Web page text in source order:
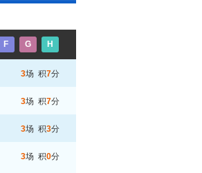
F G H
3场 积7分
3场 积7分
3场 积3分
3场 积0分